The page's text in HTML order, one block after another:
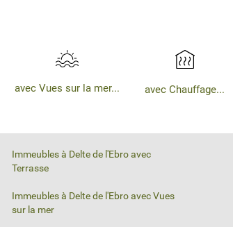
avec Vues sur la mer... avec Chauffage...
Immeubles à Delte de l'Ebro avec
Terrasse
Immeubles à Delte de l'Ebro avec Vues
sur la mer